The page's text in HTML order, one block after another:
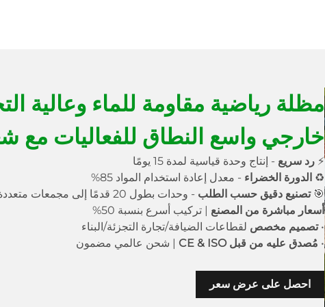
مظلة رياضية مقاومة للماء وعالية
خارجي واسع النطاق للفعاليات
⚡ رد سريع - إنتاج وحدة قياسية لمدة 15 يومًا
♻ الدورة الخضراء - معدل إعادة استخدام المواد 85%
🎯تصنيع دقيق حسب الطلب - وحدات بطول 20 قدمًا إلى مجمعات متعددة الطوابق
أسعار مباشرة من المصنع | تركيب أسرع بنسبة 50%
•تصميم مخصص لقطاعات الضيافة/تجارة التجزئة/البناء
• مُصدق عليه من قبل CE & ISO | شحن عالمي مضمون
احصل على عرض سعر